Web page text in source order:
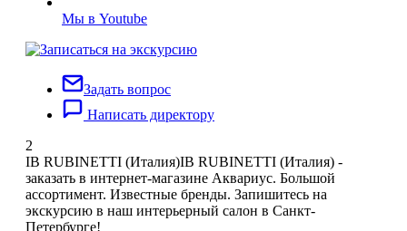
Мы в Youtube
Задать вопрос
Написать директору
2
IB RUBINETTI (Италия)IB RUBINETTI (Италия) -
заказать в интернет-магазине Аквариус. Большой
ассортимент. Известные бренды. Запишитесь на
экскурсию в наш интерьерный салон в Санкт-
Петербурге!